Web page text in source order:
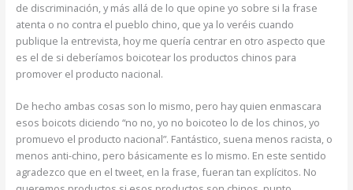
de discriminación, y más allá de lo que opine yo sobre si la frase
atenta o no contra el pueblo chino, que ya lo veréis cuando
publique la entrevista, hoy me quería centrar en otro aspecto que
es el de si deberíamos boicotear los productos chinos para
promover el producto nacional.
De hecho ambas cosas son lo mismo, pero hay quien enmascara
esos boicots diciendo “no no, yo no boicoteo lo de los chinos, yo
promuevo el producto nacional”. Fantástico, suena menos racista, o
menos anti-chino, pero básicamente es lo mismo. En este sentido
agradezco que en el tweet, en la frase, fueran tan explícitos. No